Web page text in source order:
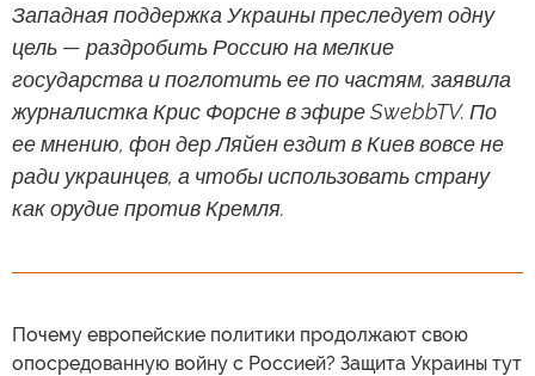
Западная поддержка Украины преследует одну
цель — раздробить Россию на мелкие
государства и поглотить ее по частям, заявила
журналистка Крис Форсне в эфире SwebbTV. По
ее мнению, фон дер Ляйен ездит в Киев вовсе не
ради украинцев, а чтобы использовать страну
как орудие против Кремля.
Почему европейские политики продолжают свою
опосредованную войну с Россией? Защита Украины тут